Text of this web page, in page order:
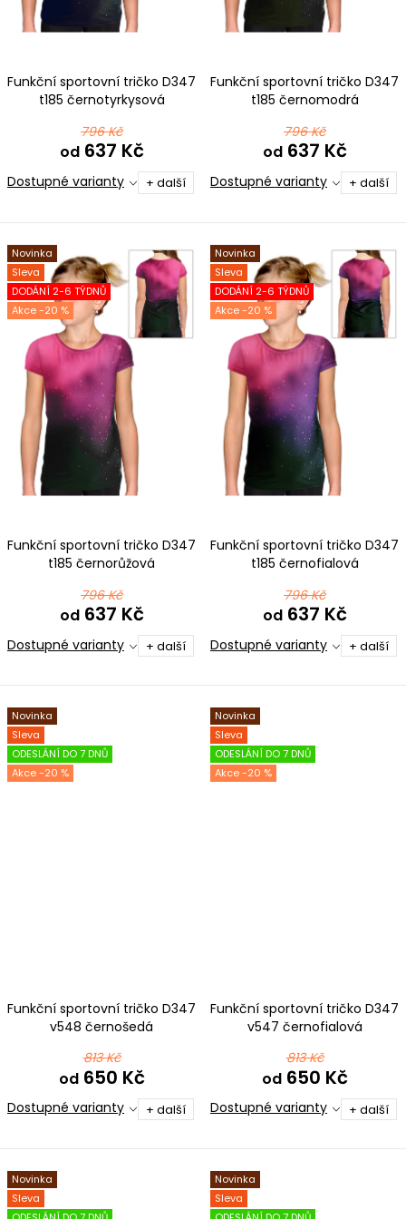
ů
Funkční sportovní tričko D347
t185 černotyrkysová
796 Kč
od637 Kč
Dostupné varianty + další
Funkční sportovní tričko D347
t185 černomodrá
796 Kč
od637 Kč
Dostupné varianty + další
Novinka
Sleva
DODÁNÍ 2-6 TÝDNŮ
-20 %
Funkční sportovní tričko D347
t185 černorůžová
796 Kč
od637 Kč
Dostupné varianty + další
Novinka
Sleva
DODÁNÍ 2-6 TÝDNŮ
-20 %
Funkční sportovní tričko D347
t185 černofialová
796 Kč
od637 Kč
Dostupné varianty + další
Novinka
Sleva
ODESLÁNÍ DO 7 DNŮ
-20 %
Funkční sportovní tričko D347
v548 černošedá
813 Kč
od650 Kč
Dostupné varianty + další
Novinka
Sleva
ODESLÁNÍ DO 7 DNŮ
-20 %
Funkční sportovní tričko D347
v547 černofialová
813 Kč
od650 Kč
Dostupné varianty + další
Novinka
Sleva
Novinka
Sleva